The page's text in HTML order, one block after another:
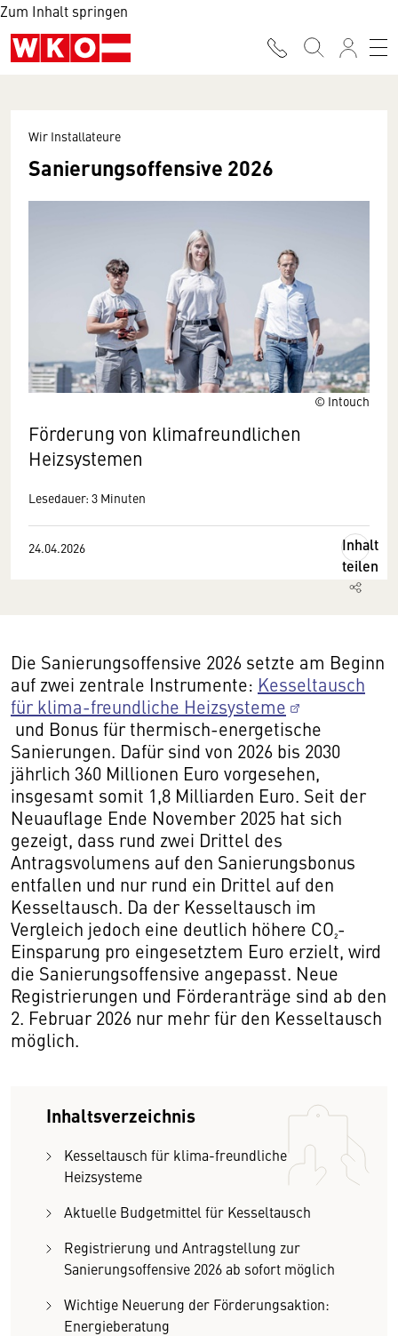
Zum Inhalt springen
© Intouch
Wir Installateure
Sanierungsoffensive 2026
Förderung von klimafreundlichen
Heizsystemen
Lesedauer: 3 Minuten
24.04.2026
Inhalt
teilen
Die Sanierungsoffensive 2026 setzte am Beginn
auf zwei zentrale Instrumente: Kesseltausch
für klima-freundliche Heizsysteme
und Bonus für thermisch-energetische
Sanierungen. Dafür sind von 2026 bis 2030
jährlich 360 Millionen Euro vorgesehen,
insgesamt somit 1,8 Milliarden Euro. Seit der
Neuauflage Ende November 2025 hat sich
gezeigt, dass rund zwei Drittel des
Antragsvolumens auf den Sanierungsbonus
entfallen und nur rund ein Drittel auf den
Kesseltausch. Da der Kesseltausch im
Vergleich jedoch eine deutlich höhere CO₂-
Einsparung pro eingesetztem Euro erzielt, wird
die Sanierungsoffensive angepasst. Neue
Registrierungen und Förderanträge sind ab den
2. Februar 2026 nur mehr für den Kesseltausch
möglich.
Inhaltsverzeichnis
Kesseltausch für klima-freundliche
Heizsysteme
Aktuelle Budgetmittel für Kesseltausch
Registrierung und Antragstellung zur
Sanierungsoffensive 2026 ab sofort möglich
Wichtige Neuerung der Förderungsaktion:
Energieberatung